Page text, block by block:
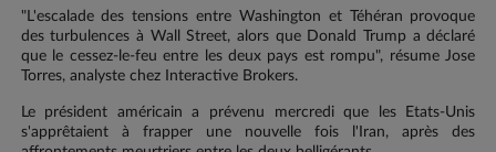
"L'escalade des tensions entre Washington et Téhéran provoque
des turbulences à Wall Street, alors que Donald Trump a déclaré
que le cessez-le-feu entre les deux pays est rompu", résume Jose
Torres, analyste chez Interactive Brokers.
Le président américain a prévenu mercredi que les Etats-Unis
s'apprêtaient à frapper une nouvelle fois l'Iran, après des